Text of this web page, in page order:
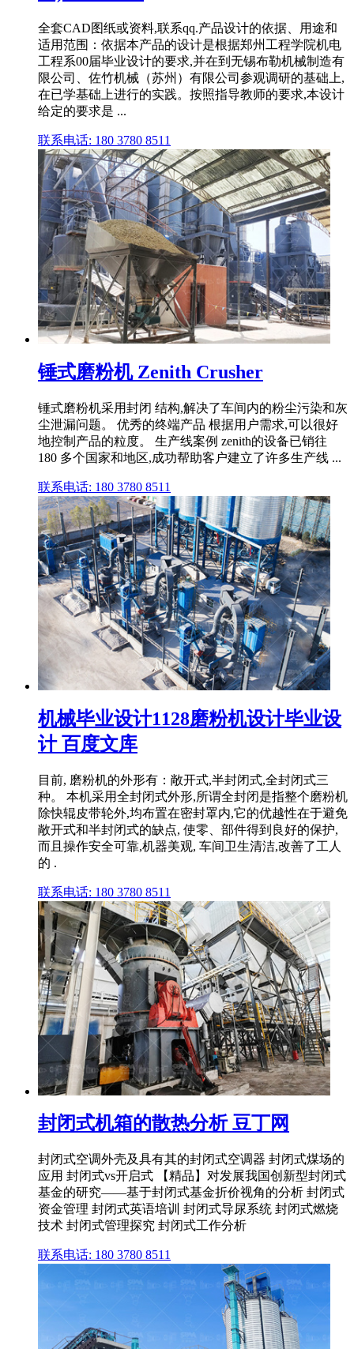
全套CAD图纸或资料,联系qq.产品设计的依据、用途和
适用范围：依据本产品的设计是根据郑州工程学院机电
工程系00届毕业设计的要求,并在到无锡布勒机械制造有
限公司、佐竹机械（苏州）有限公司参观调研的基础上,
在已学基础上进行的实践。按照指导教师的要求,本设计
给定的要求是 ...
联系电话: 180 3780 8511
锤式磨粉机 Zenith Crusher
锤式磨粉机采用封闭 结构,解决了车间内的粉尘污染和灰
尘泄漏问题。 优秀的终端产品 根据用户需求,可以很好
地控制产品的粒度。 生产线案例 zenith的设备已销往
180 多个国家和地区,成功帮助客户建立了许多生产线 ...
联系电话: 180 3780 8511
机械毕业设计1128磨粉机设计毕业设
计 百度文库
目前, 磨粉机的外形有：敞开式,半封闭式,全封闭式三
种。 本机采用全封闭式外形,所谓全封闭是指整个磨粉机
除快辊皮带轮外,均布置在密封罩内,它的优越性在于避免
敞开式和半封闭式的缺点, 使零、部件得到良好的保护,
而且操作安全可靠,机器美观, 车间卫生清洁,改善了工人
的 .
联系电话: 180 3780 8511
封闭式机箱的散热分析 豆丁网
封闭式空调外壳及具有其的封闭式空调器 封闭式煤场的
应用 封闭式vs开启式 【精品】对发展我国创新型封闭式
基金的研究——基于封闭式基金折价视角的分析 封闭式
资金管理 封闭式英语培训 封闭式导尿系统 封闭式燃烧
技术 封闭式管理探究 封闭式工作分析
联系电话: 180 3780 8511